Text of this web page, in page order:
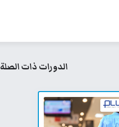
الدورات ذات الصلة